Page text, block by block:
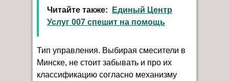
Читайте также:
Единый Центр
Услуг 007 спешит на помощь
Тип управления. Выбирая смесители в
Минске, не стоит забывать и про их
классификацию согласно механизму